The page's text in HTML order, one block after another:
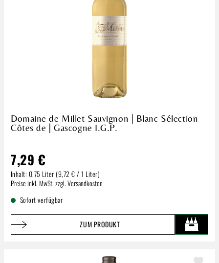
Domaine de Millet Sauvignon | Blanc Sélection
Côtes de | Gascogne I.G.P.
7,29 €
Inhalt: 0.75 Liter (9,72 € / 1 Liter)
Regulärer Preis:
Preise inkl. MwSt. zzgl. Versandkosten
Sofort verfügbar
ZUM PRODUKT